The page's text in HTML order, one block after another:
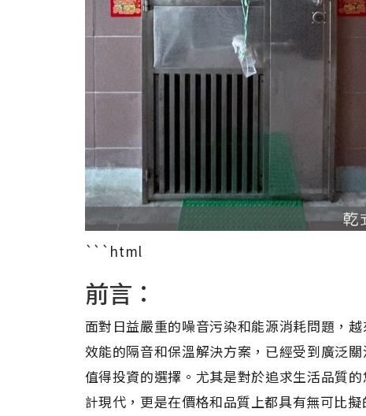
```html
前言：
面對日益嚴重的噪音污染和能源消耗問題，
效能的隔音和保溫解決方案，已經受到廣泛
值得投資的選擇。尤其是對於追求生活品質
計現代，更是在價格和品質上都具有無可比擬